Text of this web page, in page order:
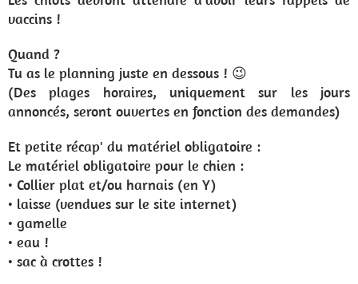
vaccins !
Quand ?
Tu as le planning juste en dessous ! 😉
(Des plages horaires, uniquement sur les jours
annoncés, seront ouvertes en fonction des demandes)
Et petite récap' du matériel obligatoire :
Le matériel obligatoire pour le chien :
• Collier plat et/ou harnais (en Y)
• laisse (vendues sur le site internet)
• gamelle
• eau !
• sac à crottes !